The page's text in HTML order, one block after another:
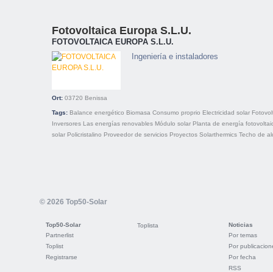
Fotovoltaica Europa S.L.U.
FOTOVOLTAICA EUROPA S.L.U.
Ingeniería e instaladores
Ort: 03720 Benissa
Tags: Balance energético Biomasa Consumo proprio Electricidad solar
Inversores Las energías renovables Módulo solar Planta de energía
solar Policristalino Proveedor de servicios Proyectos Solarthermics Techo de
© 2026 Top50-Solar
Top50-Solar
Partnerlist
Toplist
Registrarse
Toplista
Noticias
Por temas
Por
Por fecha
RSS